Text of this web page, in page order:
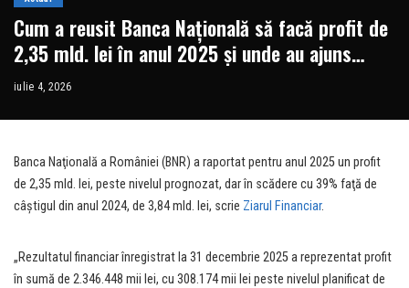
Cum a reusit Banca Naţională să facă profit de
2,35 mld. lei în anul 2025 şi unde au ajuns
banii?
iulie 4, 2026
Banca Naţională a României (BNR) a raportat pentru anul 2025 un profit
de 2,35 mld. lei, peste nivelul prognozat, dar în scădere cu 39% faţă de
câştigul din anul 2024, de 3,84 mld. lei, scrie Ziarul Financiar.
„Rezultatul financiar înregistrat la 31 decembrie 2025 a reprezentat profit
în sumă de 2.346.448 mii lei, cu 308.174 mii lei peste nivelul planificat de